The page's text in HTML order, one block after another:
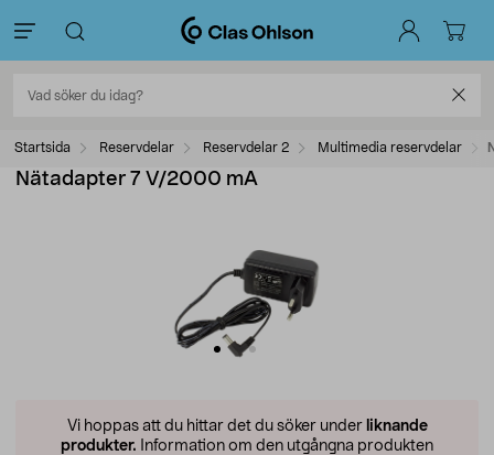
Startsida Reservdelar Reservdelar 2 Multimedia reservdelar
Nätadapter 7 V/2000 mA
Vi hoppas att du hittar det du söker under liknande
produkter. Information om den utgångna produkten